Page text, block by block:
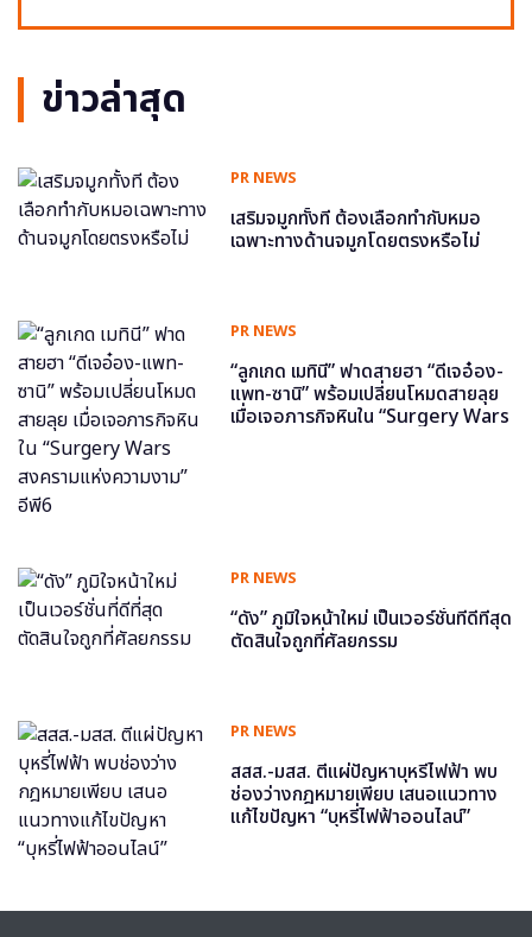
ข่าวล่าสุด
PR NEWS
เสริมจมูกทั้งที ต้องเลือกทำกับหมอ
เฉพาะทางด้านจมูกโดยตรงหรือไม่
PR NEWS
“ลูกเกด เมทินี” ฟาดสายฮา “ดีเจอ๋อง-
แพท-ซานิ” พร้อมเปลี่ยนโหมดสายลุย
เมื่อเจอภารกิจหินใน “Surgery Wars
PR NEWS
“ดัง” ภูมิใจหน้าใหม่ เป็นเวอร์ชั่นที่ดีที่สุด
ตัดสินใจถูกที่ศัลยกรรม
PR NEWS
สสส.-มสส. ตีแผ่ปัญหาบุหรี่ไฟฟ้า พบ
ช่องว่างกฎหมายเพียบ เสนอแนวทาง
แก้ไขปัญหา “บุหรี่ไฟฟ้าออนไลน์”